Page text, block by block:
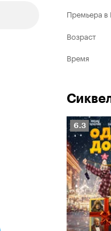
Премьера в
Возраст
Время
Рейтинг
6.3
6.3